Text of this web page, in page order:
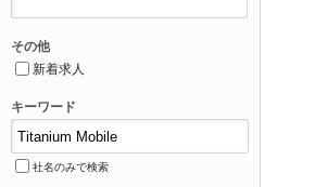
その他
新着求人
キーワード
社名のみで検索